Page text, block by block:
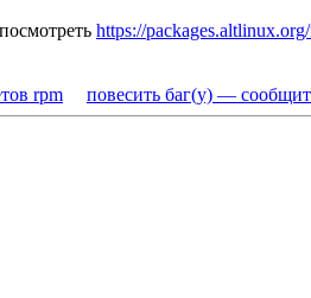
https://
rpm повесить баг(у) —